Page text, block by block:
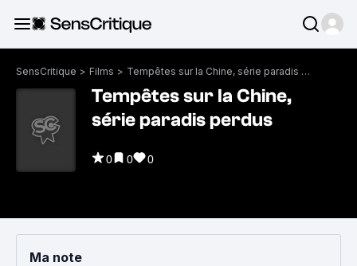
SensCritique > Films > Tempêtes sur la Chine, série paradis perdus
Tempêtes sur la Chine,
série paradis perdus
0 0 0
Ma note